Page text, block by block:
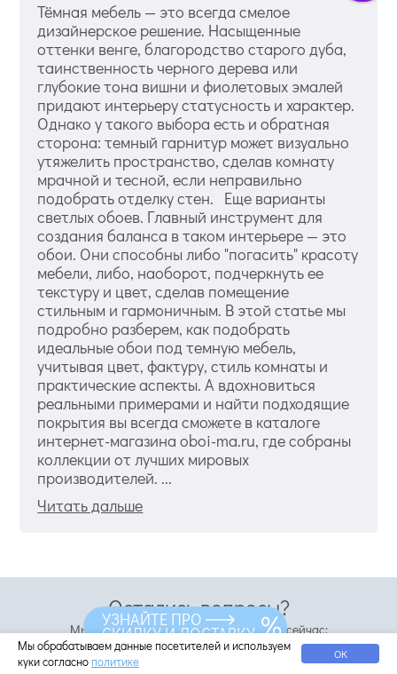
Тёмная мебель — это всегда смелое
дизайнерское решение. Насыщенные
оттенки венге, благородство старого дуба,
таинственность черного дерева или
глубокие тона вишни и фиолетовых эмалей
придают интерьеру статусность и характер.
Однако у такого выбора есть и обратная
сторона: темный гарнитур может визуально
утяжелить пространство, сделав комнату
мрачной и тесной, если неправильно
подобрать отделку стен. Еще варианты
светлых обоев. Главный инструмент для
создания баланса в таком интерьере — это
обои. Они способны либо "погасить" красоту
мебели, либо, наоборот, подчеркнуть ее
текстуру и цвет, сделав помещение
стильным и гармоничным. В этой статье мы
подробно разберем, как подобрать
идеальные обои под темную мебель,
учитывая цвет, фактуру, стиль комнаты и
практические аспекты. А вдохновиться
реальными примерами и найти подходящие
покрытия вы всегда сможете в каталоге
интернет-магазина oboi-ma.ru, где собраны
коллекции от лучших мировых
производителей. ...
Читать дальше
Остались вопросы?
Мы всё знаем про обои, звоните прямо сейчас:
Мы обрабатываем данные посетителей и используем
куки согласно политике ОК
УЗНАЙТЕ ПРО
СКИДКУ И ДОСТАВКУ